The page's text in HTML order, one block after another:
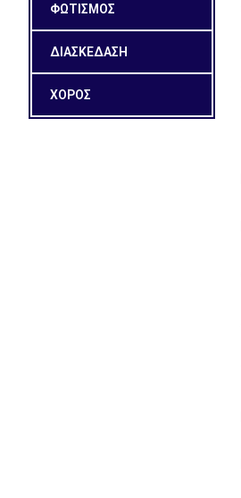
ΦΩΤΙΣΜΟΣ
ΔΙΑΣΚΕΔΑΣΗ
ΧΟΡΟΣ